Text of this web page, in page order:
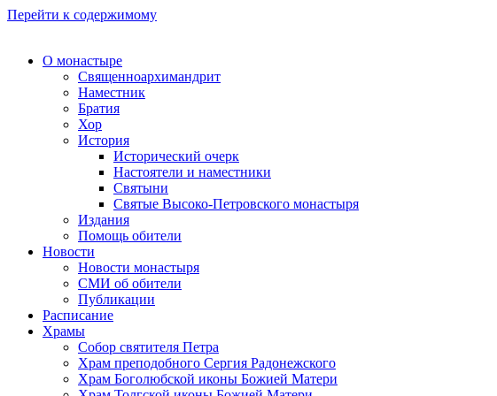
Перейти к содержимому
О монастыре
Священноархимандрит
Наместник
Братия
Хор
История
Исторический очерк
Настоятели и наместники
Святыни
Святые Высоко-Петровского монастыря
Издания
Помощь обители
Новости
Новости монастыря
СМИ об обители
Публикации
Расписание
Храмы
Собор святителя Петра
Храм преподобного Сергия Радонежского
Храм Боголюбской иконы Божией Матери